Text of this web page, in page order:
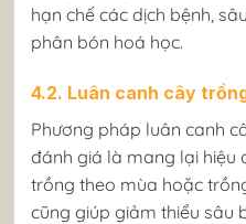
hạn chế các dịch bệnh,
phân bón hoá học.
4.2. Luân canh cây
Phương pháp luân canh
đánh giá là mang lại hiệu
trồng theo mùa hoặc
cũng giúp giảm thiểu sâu